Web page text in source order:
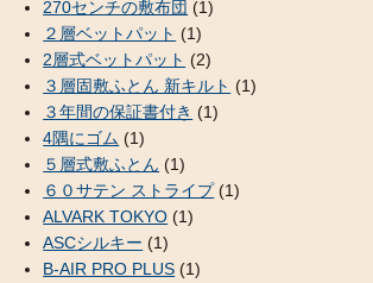
270センチの敷布団 (1)
２層ベットパット (1)
2層式ベットパット (2)
３層固敷ふとん 新キルト (1)
３年間の保証書付き (1)
4隅にゴム (1)
５層式敷ふとん (1)
６０サテン ストライプ(1)
ALVARK TOKYO (1)
ASCシルキー (1)
B-AIR PRO PLUS (1)